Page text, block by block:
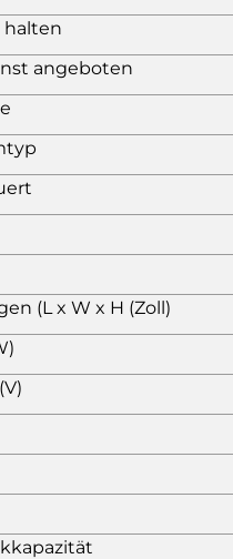
halten
angeboten
(L x W x H (Zoll)